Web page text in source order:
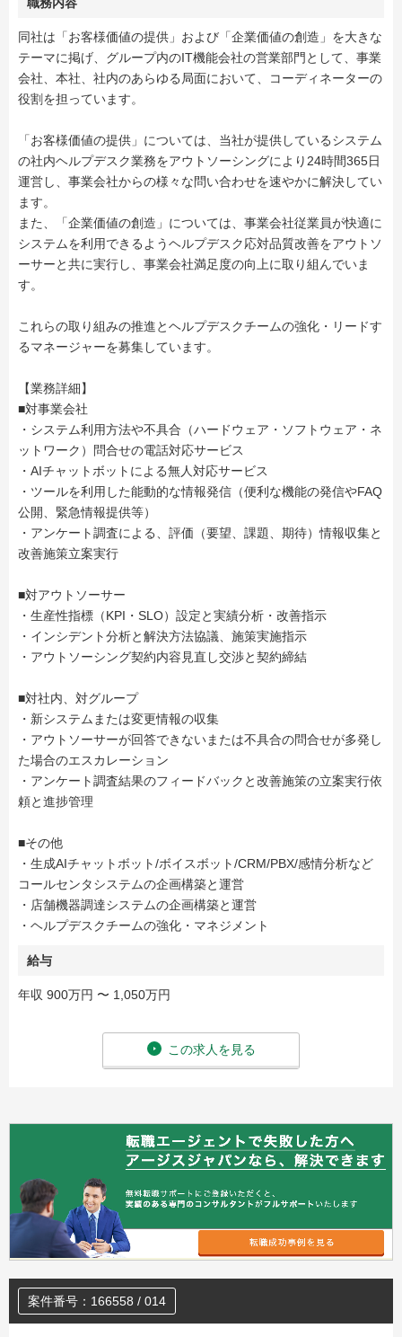
同社は「お客様価値の提供」および「企業価値の創造」を大きな
テーマに掲げ、グループ内のIT機能会社の営業部門として、事業
会社、本社、社内のあらゆる局面において、コーディネーターの
役割を担っています。
「お客様価値の提供」については、当社が提供しているシステム
の社内ヘルプデスク業務をアウトソーシングにより24時間365日
運営し、事業会社からの様々な問い合わせを速やかに解決してい
ます。
また、「企業価値の創造」については、事業会社従業員が快適に
システムを利用できるようヘルプデスク応対品質改善をアウトソ
ーサーと共に実行し、事業会社満足度の向上に取り組んでいま
す。
これらの取り組みの推進とヘルプデスクチームの強化・リードす
るマネージャーを募集しています。
【業務詳細】
■対事業会社
・システム利用方法や不具合（ハードウェア・ソフトウェア・ネ
ットワーク）問合せの電話対応サービス
・AIチャットボットによる無人対応サービス
・ツールを利用した能動的な情報発信（便利な機能の発信やFAQ
公開、緊急情報提供等）
・アンケート調査による、評価（要望、課題、期待）情報収集と
改善施策立案実行
■対アウトソーサー
・生産性指標（KPI・SLO）設定と実績分析・改善指示
・インシデント分析と解決方法協議、施策実施指示
・アウトソーシング契約内容見直し交渉と契約締結
■対社内、対グループ
・新システムまたは変更情報の収集
・アウトソーサーが回答できないまたは不具合の問合せが多発し
た場合のエスカレーション
・アンケート調査結果のフィードバックと改善施策の立案実行依
頼と進捗管理
■その他
・生成AIチャットボット/ボイスボット/CRM/PBX/感情分析など
コールセンタシステムの企画構築と運営
・店舗機器調達システムの企画構築と運営
・ヘルプデスクチームの強化・マネジメント
給与
年収 900万円 〜 1,050万円
この求人を見る
案件番号：166558 / 014